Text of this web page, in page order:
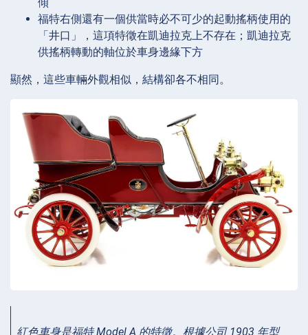
福特右側還有一個供當時必不可少的起動搖柄使用的
「井口」，這項特徵在凱迪拉克上不存在；凱迪拉克
供搖柄轉動的軸位於車身邊緣下方
顯然，這些車輛外觀相似，結構卻各不相同。
紅色車身是福特 Model A 的特徵。根據公司 1903 年型